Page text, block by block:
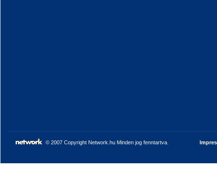
© 2007 Copyright Network.hu Minden jog fenntartva.